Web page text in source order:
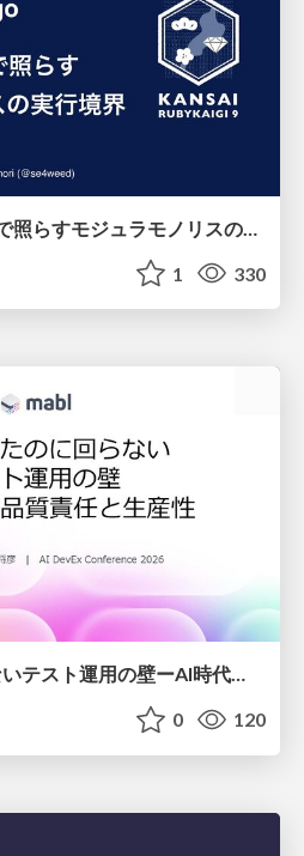
1 330
自動化したのに回らないテスト運用の壁ーAI時代の品質責任と生産性
0 120